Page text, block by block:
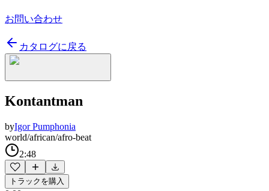
お問い合わせ
カタログに戻る
Kontantman
byIgor Pumphonia
world/african/afro-beat
2:48
トラックを購入